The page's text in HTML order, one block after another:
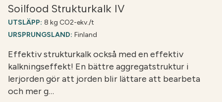
Soilfood Strukturkalk IV
UTSLÄPP: 8 kg CO2-ekv./t
URSPRUNGSLAND: Finland
Effektiv strukturkalk också med en effektiv
kalkningseffekt! En bättre aggregatstruktur i
lerjorden gör att jorden blir lättare att bearbeta
och mer g…